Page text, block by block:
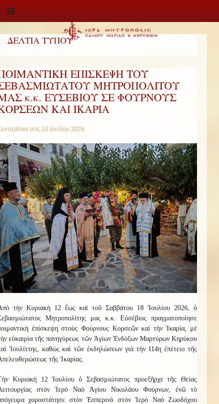
ΔΕΛΤΙΑ ΤΥΠΟΥ
ΕΠΙΣΚΕΨΗ ΤΟΥ
ΜΗΤΡΟΠΟΛΙΤΟΥ
κ.κ. ΕΥΣΕΒΙΟΥ ΣΕ ΦΟΥΡΝΟΥΣ
ΚΑΙ ΙΚΑΡΙΑ
στις 18 Ιουλίου 2026.
τὴν Κυριακὴ 12 ἕως καὶ τοῦ Σαββάτου 18 Ἰουλίου 2026, ὁ
Μητροπολίτης μας κ.κ. Εὐσέβιος πραγματοποίησε
ἐπίσκεψη στοὺς Φούρνους Κορσεῶν καὶ τὴν Ἰκαρία, μὲ
εὐκαιρία τῆς πανηγύρεως τῶν Ἁγίων Ἐνδόξων Μαρτύρων Κηρύκου
Ἰουλίττης, καθὼς καὶ τῶν ἐκδηλώσεων γιὰ τὴν 114η ἐπέτειο τῆς
τῆς Ἰκαρίας.
Κυριακὴ 12 Ἰουλίου ὁ Σεβασμιώτατος προεξῆρχε τῆς Θείας
στὸν Ἱερὸ Ναὸ Ἁγίου Νικολάου Φούρνων, ἐνῶ τὸ
χοροστάτησε στὸν Ἑσπερινὸ στὸν Ἱερὸ Ναὸ Ζωοδόχου